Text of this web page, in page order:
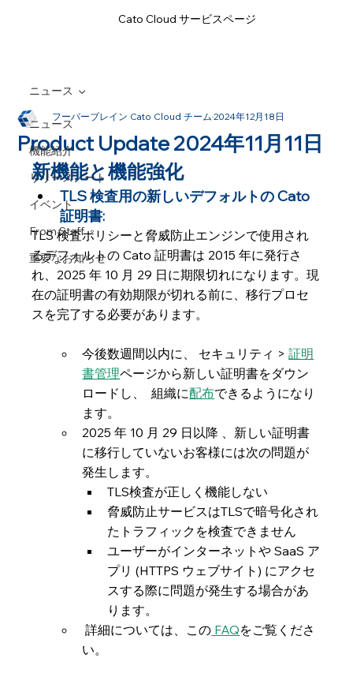
Cato Cloud サービスページ
ニュース
機能紹介
リリースノート
イベント
From Staff
重要なお知らせ
ニュース
Product Update 2024年11月11日
フーバーブレイン Cato Cloud チーム2024年12月18日
新機能と機能強化
TLS 検査用の新しいデフォルトの Cato
証明書:
TLS 検査ポリシーと脅威防止エンジンで使用され
るデフォルトの Cato 証明書は 2015 年に発行さ
れ、2025 年 10 月 29 日に期限切れになります。現
在の証明書の有効期限が切れる前に、移行プロセ
スを完了する必要があります。
今後数週間以内に、 セキュリティ > 証明
書管理ページから新しい証明書をダウン
ロードし、  組織に配布できるようになり
ます。
2025 年 10 月 29 日以降 、新しい証明書
に移行していないお客様には次の問題が
発生します。
TLS検査が正しく機能しない
脅威防止サービスはTLSで暗号化され
たトラフィックを検査できません
ユーザーがインターネットや SaaS ア
プリ (HTTPS ウェブサイト) にアクセ
スする際に問題が発生する場合があ
ります。
詳細については、この FAQをご覧くださ
い。